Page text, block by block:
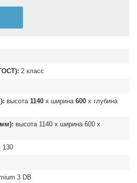
2 класс
высота 1140 х ширина 600 х глубина
высота 1140 х ширина 600 х
130
3 DB